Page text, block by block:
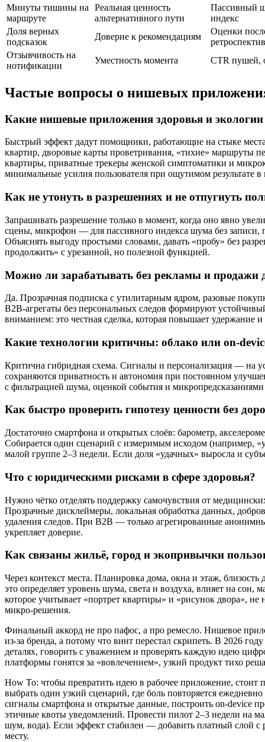
Минуты тишины на
маршруте
Реальная ценность
альтернативного пути
Пассивный
индекс
Доля верных
подсказок
Доверие к рекомендациям
Оценки
Отзывчивость на
нотификации
Уместность момента CTR пушей,
Частые вопросы о нишевых
Какие нишевые приложения здоровья и
Быстрый эффект дадут помощники, работающие на стыке
квартир, дворовые карты проветривания, «тихие» маршруты
квартиры, приватные трекеры женской симптоматики и
минимальные усилия пользователя при ощутимом результате
Как не утонуть в разрешениях и не отпугнуть
Запрашивать разрешение только в момент, когда оно явно
сцены, микрофон — для пассивного индекса шума без записи,
Объяснять выгоду простыми словами, давать «пробу» без
продолжить» с урезанной, но полезной функцией.
Можно ли зарабатывать без рекламы и продажи
Да. Прозрачная подписка с утилитарным ядром, разовые
B2B‑агрегаты без персональных следов формируют
вниманием: это честная сделка, которая повышает удержание
Какие технологии критичны: облако или
Критична гибридная схема. Сигналы и персонализация — на
сохраняются приватность и автономия при постоянном
с фильтрацией шума, оценкой события и
Как быстро проверить гипотезу ценности без
Достаточно смартфона и открытых слоёв: барометр,
Собирается один сценарий с измеримым исходом (например,
малой группе 2–3 недели. Если доля «удачных» выросла и
Что с юридическими рисками в сфере здоровья?
Нужно чётко отделять поддержку самочувствия от
Прозрачные дисклеймеры, локальная обработка данных,
удаления следов. При B2B — только агрегированные
укрепляет доверие.
Как связаны жильё, город и экопривычки
Через контекст места. Планировка дома, окна и этаж,
это определяет уровень шума, света и воздуха, влияет на
которое учитывает «портрет квартиры» и «рисунок двора», не
микро‑решения.
Финальный аккорд не про пафос, а про ремесло. Нишевое
из-за бренда, а потому что винт перестал скрипеть. В 2026
деталях, говорить с уважением и проверять каждую идею
платформы гонятся за «вовлечением», узкий продукт тихо
How To: чтобы превратить идею в рабочее приложение, стоит
выбрать один узкий сценарий, где боль повторяется
сигналы смартфона и открытые данные, построить on‑device
этичные квоты уведомлений. Провести пилот 2–3 недели на
шум, вода). Если эффект стабилен — добавить платный слой с
месту.